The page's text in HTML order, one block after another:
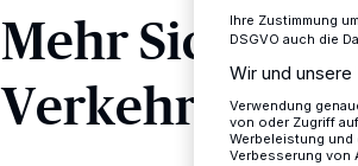
Mehr
Ihre Zustimmung
DSGVO auch die
Wir und
Verwendung
von oder Zugriff
Werbeleistung
Verbesserung von